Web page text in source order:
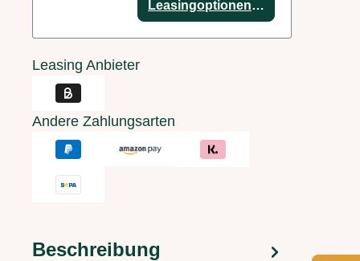
Leasingoptionen anzeigen
Leasing Anbieter
Andere Zahlungsarten
Beschreibung